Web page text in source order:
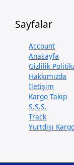
Sayfalar
Account
Anasayfa
Gizlilik
Hakkımızda
İletişim
Kargo Takip
S.S.S.
Track
Yurtdışı